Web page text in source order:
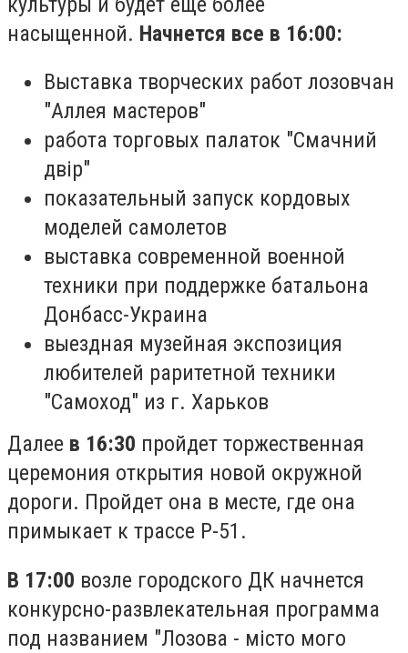
насыщенной. Начнется все в 16:00:
Выставка творческих работ лозовчан
"Аллея мастеров"
работа торговых палаток "Смачний
двір"
показательный запуск кордовых
моделей самолетов
выставка современной военной
техники при поддержке батальона
Донбасс-Украина
выездная музейная экспозиция
любителей раритетной техники
"Самоход" из г. Харьков
Далее в 16:30 пройдет торжественная
церемония открытия новой окружной
дороги. Пройдет она в месте, где она
примыкает к трассе Р-51.
В 17:00 возле городского ДК начнется
конкурсно-развлекательная программа
под названием "Лозова - місто мого